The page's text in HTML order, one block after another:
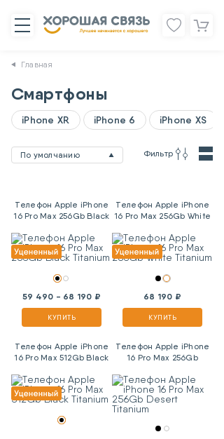
Главная
Смартфоны
iPhone XR iPhone 6 iPhone XS
По умолчанию Фильтр
Телефон Apple iPhone
16 Pro Max 256Gb Black
59 490 - 68 190 ₽
КУПИТЬ
Телефон Apple iPhone
16 Pro Max 256Gb White
68 190 ₽
КУПИТЬ
Телефон Apple iPhone
16 Pro Max 512Gb Black
Телефон Apple iPhone
16 Pro Max 256Gb